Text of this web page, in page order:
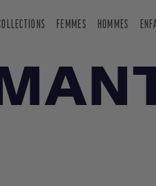
FEMMES HOMMES